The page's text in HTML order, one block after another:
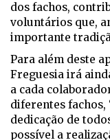
dos fachos,
voluntários que,
importante
Para além deste
Freguesia irá
a cada
diferentes fachos,
dedicação de
possível a